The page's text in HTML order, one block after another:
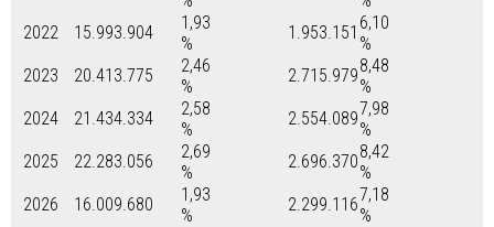
2022
15.993.904
1,93
%
1.953.151 6,10
%
2023
20.413.775
2,46
%
2.715.9798,48
%
2024
21.434.334
2,58
%
2.554.0897,98
%
2025
22.283.056
2,69
%
2.696.3708,42
%
2026
16.009.680
1,93
%
2.299.1167,18
%